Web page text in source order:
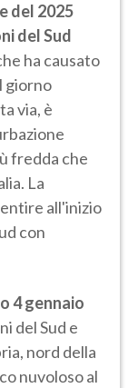
del 2025
del Sud
ha causato
giorno
via, è
fredda che
La
all'inizio
con
4 gennaio
del Sud e
nord della
nuvoloso al